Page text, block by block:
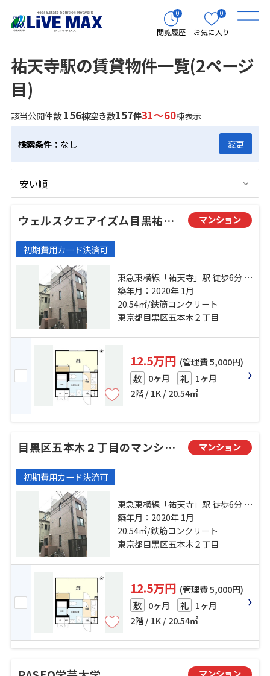
0
閲覧履歴
0
お気に入り
祐天寺駅の賃貸物件一覧(2ページ
目)
該当公開件数156棟空き数157件31～60棟表示
検索条件： なし 変更
ウェルスクエアイズム目黒祐天寺 マンション
初期費用カード決済可
東急東横線「祐天寺」駅 徒歩6分 東
急東横線「学芸大学」駅 徒歩11分
東急東横線「中目黒」駅 徒歩21分
築年月：2020年 1月
20.54㎡/鉄筋コンクリート
東京都目黒区五本木２丁目
12.5万円 (管理費 5,000円)
敷 0ヶ月 礼 1ヶ月
2階 / 1K / 20.54㎡
目黒区五本木２丁目のマンション マンション
初期費用カード決済可
東急東横線「祐天寺」駅 徒歩6分 東
急東横線「学芸大学」駅 徒歩11分
東急東横線「中目黒」駅 徒歩21分
築年月：2020年 1月
20.54㎡/鉄筋コンクリート
東京都目黒区五本木２丁目
12.5万円 (管理費 5,000円)
敷 0ヶ月 礼 1ヶ月
2階 / 1K / 20.54㎡